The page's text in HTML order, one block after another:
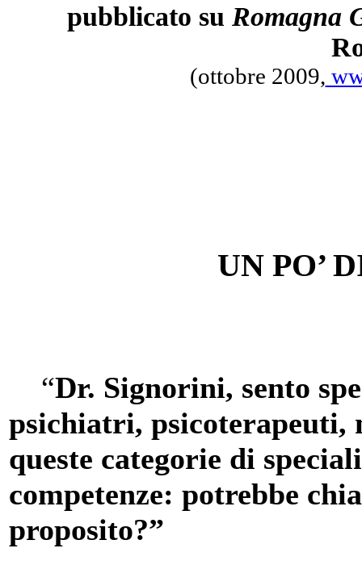
pubblicato su Romagna
(ottobre 2009,
UN PO’
“Dr. Signorini, sento
psichiatri, psicoterapeuti,
queste categorie di
competenze: potrebbe
proposito?”